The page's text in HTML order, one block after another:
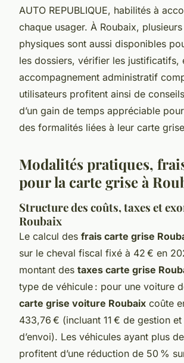
AUTO REPUBLIQUE, habilités à
chaque usager. À Roubaix,
physiques sont aussi disponibles
les dossiers, vérifier les justificatifs,
accompagnement administratif
utilisateurs profitent ainsi de
d’un gain de temps appréciable
des formalités liées à leur carte
Modalités pratiques,
pour la carte grise à
Structure des coûts, taxes et
Roubaix
Le calcul des frais carte grise
sur le cheval fiscal fixé à 42 € en
montant des taxes carte grise
type de véhicule : pour une voiture
carte grise voiture Roubaix coûte
433,76 € (incluant 11 € de gestion
d’envoi). Les véhicules ayant plus
profitent d’une réduction de 50 %